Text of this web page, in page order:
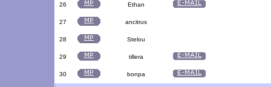
26 Ethan
27 ancitrus
28 Stelou
29 tillera
30 bonpa